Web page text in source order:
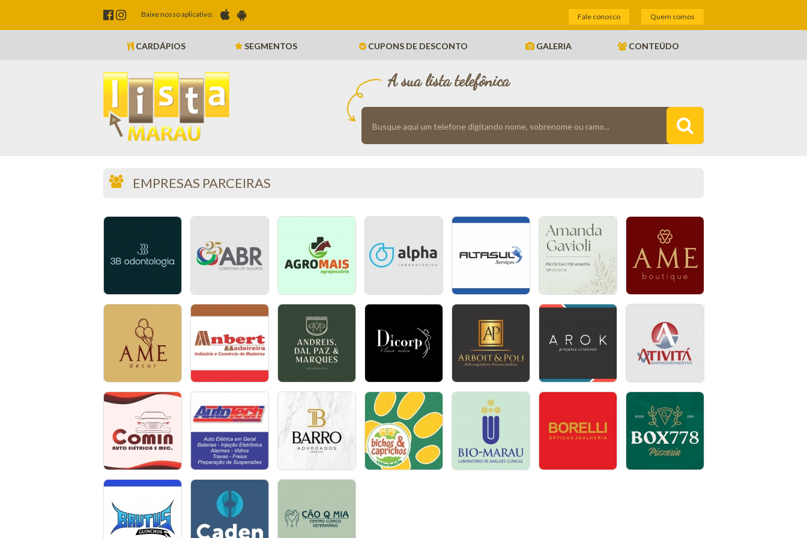
Baixe nosso aplicativo: Quem somos
Fale conosco
CARDÁPIOS SEGMENTOS CUPONS DE DESCONTO GALERIA CONTEÚDO
A sua lista telefônica
EMPRESAS PARCEIRAS